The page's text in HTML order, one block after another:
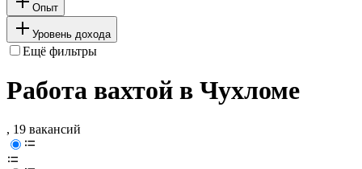
Опыт
Уровень дохода
Ещё фильтры
Работа вахтой в Чухломе
, 19 вакансий